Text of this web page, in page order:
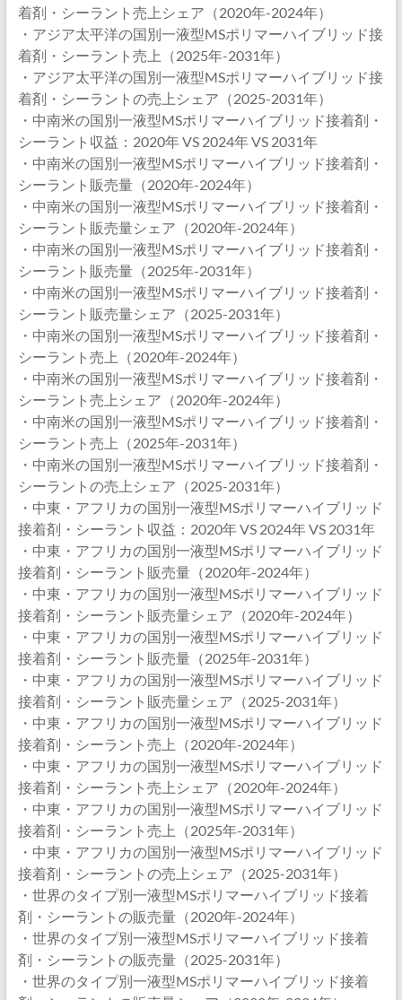
着剤・シーラント売上シェア（2020年-2024年）
・アジア太平洋の国別一液型MSポリマーハイブリッド接
着剤・シーラント売上（2025年-2031年）
・アジア太平洋の国別一液型MSポリマーハイブリッド接
着剤・シーラントの売上シェア（2025-2031年）
・中南米の国別一液型MSポリマーハイブリッド接着剤・
シーラント収益：2020年 VS 2024年 VS 2031年
・中南米の国別一液型MSポリマーハイブリッド接着剤・
シーラント販売量（2020年-2024年）
・中南米の国別一液型MSポリマーハイブリッド接着剤・
シーラント販売量シェア（2020年-2024年）
・中南米の国別一液型MSポリマーハイブリッド接着剤・
シーラント販売量（2025年-2031年）
・中南米の国別一液型MSポリマーハイブリッド接着剤・
シーラント販売量シェア（2025-2031年）
・中南米の国別一液型MSポリマーハイブリッド接着剤・
シーラント売上（2020年-2024年）
・中南米の国別一液型MSポリマーハイブリッド接着剤・
シーラント売上シェア（2020年-2024年）
・中南米の国別一液型MSポリマーハイブリッド接着剤・
シーラント売上（2025年-2031年）
・中南米の国別一液型MSポリマーハイブリッド接着剤・
シーラントの売上シェア（2025-2031年）
・中東・アフリカの国別一液型MSポリマーハイブリッド
接着剤・シーラント収益：2020年 VS 2024年 VS 2031年
・中東・アフリカの国別一液型MSポリマーハイブリッド
接着剤・シーラント販売量（2020年-2024年）
・中東・アフリカの国別一液型MSポリマーハイブリッド
接着剤・シーラント販売量シェア（2020年-2024年）
・中東・アフリカの国別一液型MSポリマーハイブリッド
接着剤・シーラント販売量（2025年-2031年）
・中東・アフリカの国別一液型MSポリマーハイブリッド
接着剤・シーラント販売量シェア（2025-2031年）
・中東・アフリカの国別一液型MSポリマーハイブリッド
接着剤・シーラント売上（2020年-2024年）
・中東・アフリカの国別一液型MSポリマーハイブリッド
接着剤・シーラント売上シェア（2020年-2024年）
・中東・アフリカの国別一液型MSポリマーハイブリッド
接着剤・シーラント売上（2025年-2031年）
・中東・アフリカの国別一液型MSポリマーハイブリッド
接着剤・シーラントの売上シェア（2025-2031年）
・世界のタイプ別一液型MSポリマーハイブリッド接着
剤・シーラントの販売量（2020年-2024年）
・世界のタイプ別一液型MSポリマーハイブリッド接着
剤・シーラントの販売量（2025-2031年）
・世界のタイプ別一液型MSポリマーハイブリッド接着